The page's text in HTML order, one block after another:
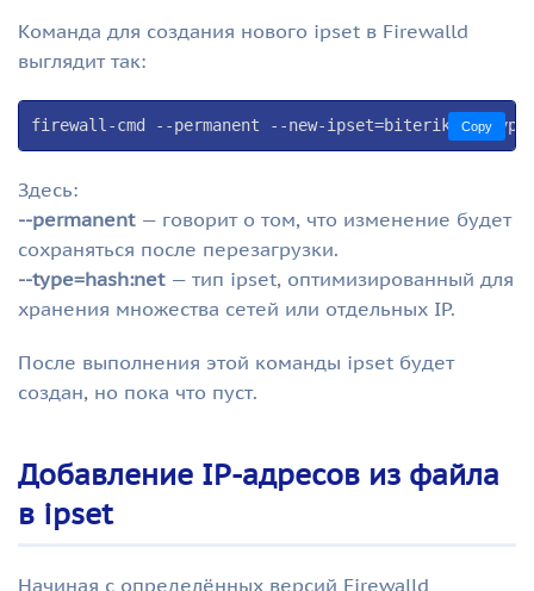
Команда для создания нового ipset в Firewalld
выглядит так:
firewall-cmd --permanent --new-ipset=biterika --Copy
Здесь:
--permanent— говорит о том, что изменение будет
сохраняться после перезагрузки.
--type=hash:net— тип ipset, оптимизированный для
хранения множества сетей или отдельных IP.
После выполнения этой команды ipset будет
создан, но пока что пуст.
Добавление IP-адресов из файла
в ipset
Начиная с определённых версий Firewalld